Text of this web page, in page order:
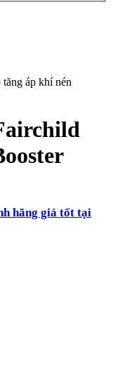
tăng áp khí nén
hãng giá tốt tại